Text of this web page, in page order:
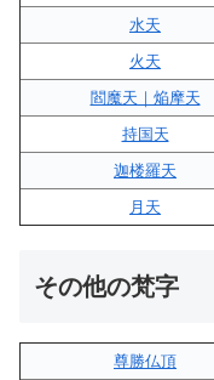
水天
火天
閻魔天｜焔摩天
持国天
迦楼羅天
月天
その他の梵字
尊勝仏頂